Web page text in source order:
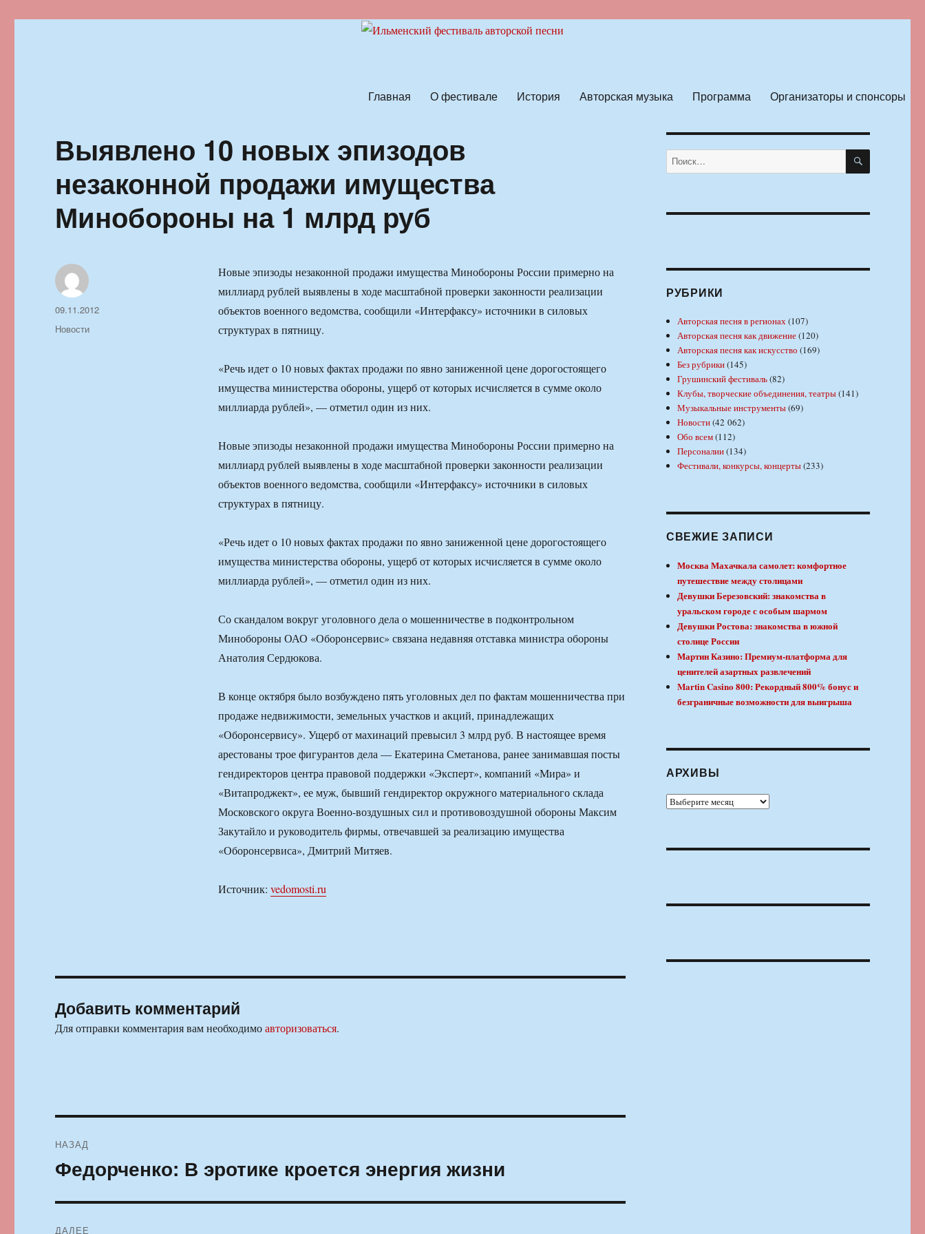
Главная О фестивале История Авторская музыка Программа Организаторы и спонсоры
Выявлено 10 новых эпизодов
незаконной продажи имущества
Минобороны на 1 млрд руб
Новые эпизоды незаконной продажи имущества Минобороны России примерно на
миллиард рублей выявлены в ходе масштабной проверки законности реализации
объектов военного ведомства, сообщили «Интерфаксу» источники в силовых
структурах в пятницу.
«Речь идет о 10 новых фактах продажи по явно заниженной цене дорогостоящего
имущества министерства обороны, ущерб от которых исчисляется в сумме около
миллиарда рублей», — отметил один из них.
Новые эпизоды незаконной продажи имущества Минобороны России примерно на
миллиард рублей выявлены в ходе масштабной проверки законности реализации
объектов военного ведомства, сообщили «Интерфаксу» источники в силовых
структурах в пятницу.
«Речь идет о 10 новых фактах продажи по явно заниженной цене дорогостоящего
имущества министерства обороны, ущерб от которых исчисляется в сумме около
миллиарда рублей», — отметил один из них.
Со скандалом вокруг уголовного дела о мошенничестве в подконтрольном
Минобороны ОАО «Оборонсервис» связана недавняя отставка министра обороны
Анатолия Сердюкова.
В конце октября было возбуждено пять уголовных дел по фактам мошенничества при
продаже недвижимости, земельных участков и акций, принадлежащих
«Оборонсервису». Ущерб от махинаций превысил 3 млрд руб. В настоящее время
арестованы трое фигурантов дела — Екатерина Сметанова, ранее занимавшая посты
гендиректоров центра правовой поддержки «Эксперт», компаний «Мира» и
«Витапроджект», ее муж, бывший гендиректор окружного материального склада
Московского округа Военно-воздушных сил и противовоздушной обороны Максим
Закутайло и руководитель фирмы, отвечавшей за реализацию имущества
«Оборонсервиса», Дмитрий Митяев.
Источник: vedomosti.ru
Автор
Опубликовано
09.11.2012
Рубрики
Новости
Добавить комментарий
Для отправки комментария вам необходимоавторизоваться.
по
НАЗАД
Предыдущая
запись:
Федорченко: В эротике кроется энергия жизни
ДАЛЕЕ
Искать: ПОИСК
РУБРИКИ
Авторская песня в регионах(107)
Авторская песня как движение(120)
Авторская песня как искусство (169)
Без рубрики(145)
Грушинский фестиваль(82)
Клубы, творческие объединения, театры(141)
Музыкальные инструменты(69)
Новости(42 062)
Обо всем(112)
Персоналии(134)
Фестивали, конкурсы, концерты(233)
СВЕЖИЕ ЗАПИСИ
Москва Махачкала самолет: комфортное
путешествие между столицами
Девушки Березовский: знакомства в
уральском городе с особым шармом
Девушки Ростова: знакомства в южной
столице России
Мартин Казино: Премиум-платформа для
ценителей азартных развлечений
Martin Casino 800: Рекордный 800% бонус и
безграничные возможности для выигрыша
АРХИВЫ
Архивы